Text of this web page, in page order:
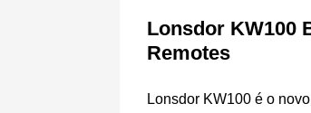
Lonsdor KW100
Remotes
Lonsdor KW100 é o